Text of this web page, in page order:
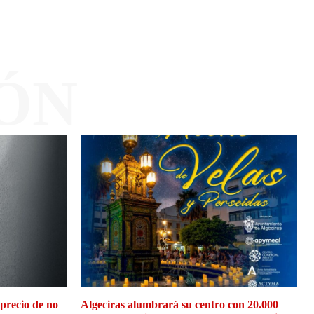
de no
Algeciras alumbrará su centro con 20.000